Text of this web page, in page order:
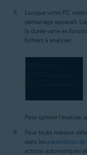
Lorsque votre PC
démarrage apparaît.
la durée varie en
fichiers à analyser.
Pour ignorer l’analyse,
Pour toute menace
dans les paramètres
actions automatiques